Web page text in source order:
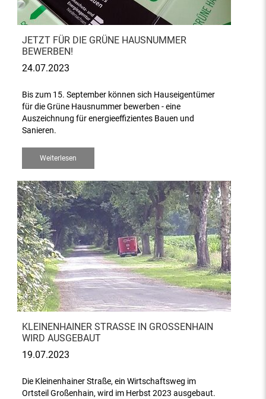
JETZT FÜR DIE GRÜNE HAUSNUMMER
BEWERBEN!
24.07.2023
Bis zum 15. September können sich Hauseigentümer
für die Grüne Hausnummer bewerben - eine
Auszeichnung für energieeffizientes Bauen und
Sanieren.
Weiterlesen
KLEINENHAINER STRASSE IN GROSSENHAIN WI
RD AUSGEBAUT
19.07.2023
Die Kleinenhainer Straße, ein Wirtschaftsweg im
Ortsteil Großenhain, wird im Herbst 2023 ausgebaut.